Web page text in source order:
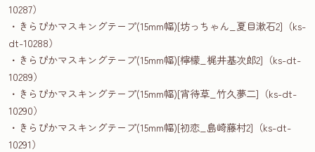
10287）
・きらぴかマスキングテープ(15mm幅)[坊っちゃん_夏目漱石2]（ks-
dt-10288）
・きらぴかマスキングテープ(15mm幅)[檸檬_梶井基次郎2]（ks-dt-
10289）
・きらぴかマスキングテープ(15mm幅)[宵待草_竹久夢二]（ks-dt-
10290）
・きらぴかマスキングテープ(15mm幅)[初恋_島崎藤村2]（ks-dt-
10291）